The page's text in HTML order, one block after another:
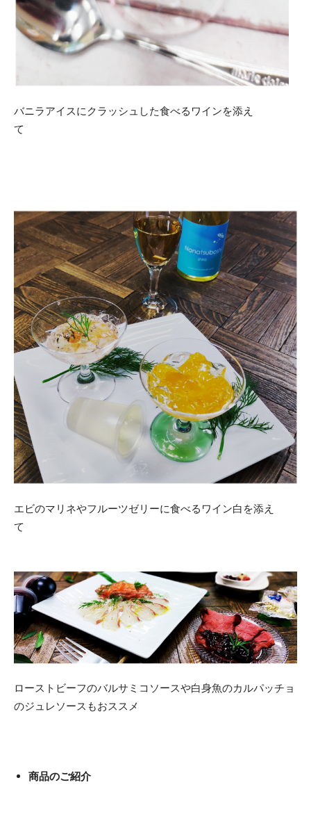
バニラアイスにクラッシュした食べるワインを添え
て
エビのマリネやフルーツゼリーに食べるワイン白を添え
て
ローストビーフのバルサミコソースや白身魚のカルパッチョ
のジュレソースもおススメ
商品のご紹介